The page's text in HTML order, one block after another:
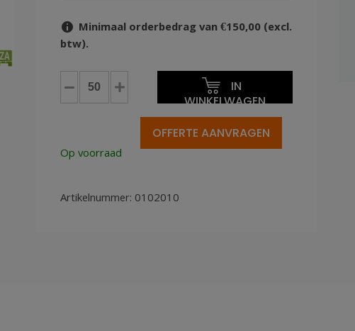
Minimaal orderbedrag van €150,00 (excl.
btw).
Houtvezelpallets
114x114cm
aantal
WINKELWAGEN
OFFERTE AANVRAGEN
Op voorraad
Artikelnummer: 0102010